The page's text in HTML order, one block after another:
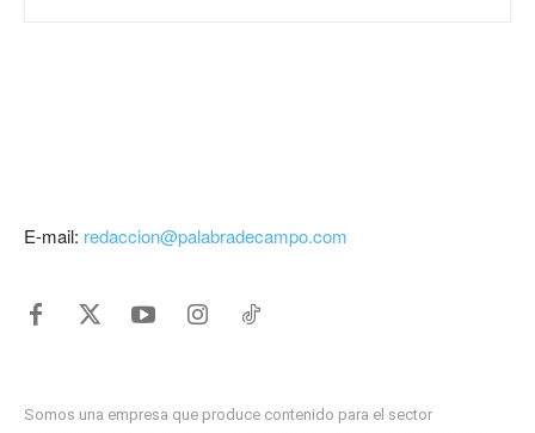
E-mail: redaccion@palabradecampo.com
Somos una empresa que produce contenido para el sector